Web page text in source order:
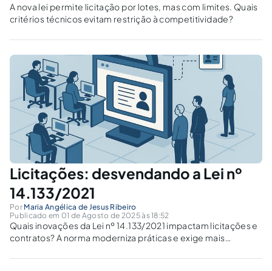
A nova lei permite licitação por lotes, mas com limites. Quais
critérios técnicos evitam restrição à competitividade?
Licitações: desvendando a Lei nº
14.133/2021
Por Maria Angélica de Jesus Ribeiro
Publicado em 01 de Agosto de 2025 às 18:52
Quais inovações da Lei nº 14.133/2021 impactam licitações e
contratos? A norma moderniza práticas e exige mais